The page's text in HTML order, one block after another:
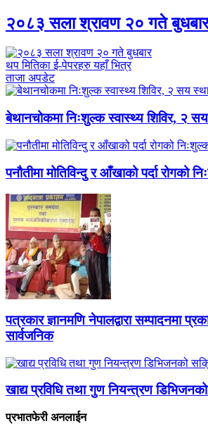
२०८३ सला श्रावण २० गते बुधबार
थप मितिका ई-पेपरहरु यहाँ भित्र
ताजा अपडेट
बेथानचोकमा निःशुल्क स्वास्थ्य शिविर, २ सय
पनौतीमा मोतिविन्दु र आँखाको पर्दा रोगको
पत्रकार ज्ञानमणि नेपालद्वारा सम्पादनमा
सार्वजनिक
खाद्य प्रविधि तथा गुण नियन्त्रण
प्रभातफेरी अनलाईन